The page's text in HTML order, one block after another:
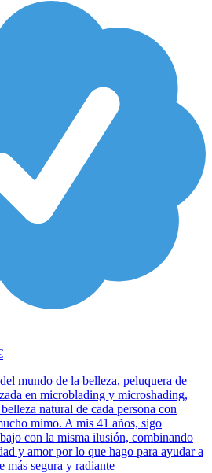
mundo de la belleza, peluquera de
en microblading y microshading,
natural de cada persona con
mimo. A mis 41 años, sigo
con la misma ilusión, combinando
y amor por lo que hago para ayudar a
más segura y radiante